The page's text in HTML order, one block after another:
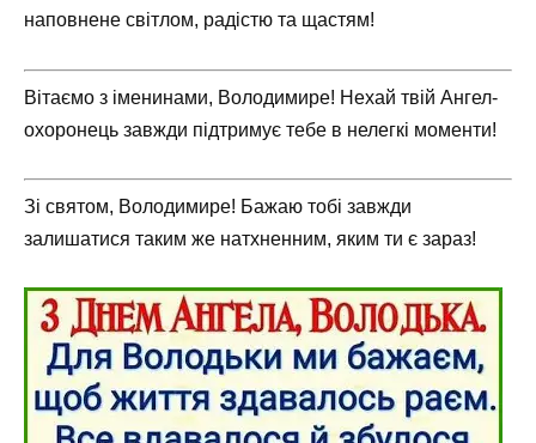
наповнене світлом, радістю та щастям!
Вітаємо з іменинами, Володимире! Нехай твій Ангел-
охоронець завжди підтримує тебе в нелегкі моменти!
Зі святом, Володимире! Бажаю тобі завжди
залишатися таким же натхненним, яким ти є зараз!